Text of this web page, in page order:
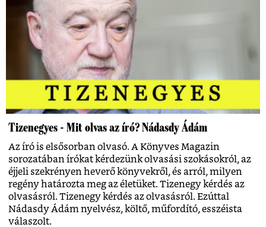
Tizenegyes - Mit olvas az író? Nádasdy Ádám
Az író is elsősorban olvasó. A Könyves Magazin
sorozatában írókat kérdezünk olvasási szokásokról, az
éjjeli szekrényen heverő könyvekről, és arról, milyen
regény határozta meg az életüket. Tizenegy kérdés az
olvasásról. Tizenegy kérdés az olvasásról. Ezúttal
Nádasdy Ádám nyelvész, költő, műfordító, esszéista
válaszolt.